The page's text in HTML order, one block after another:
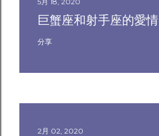
巨蟹座和射手座的愛情
分享
2月 02, 2020